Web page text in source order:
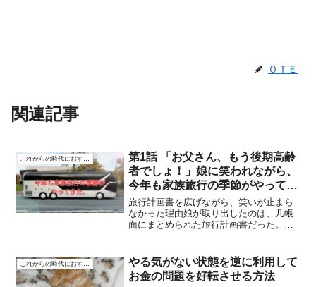
ＯＴＥ
関連記事
これからの時代におすすめ
第1話 「お父さん、もう後期高齢
者でしょ！」娘に笑われながら、
今年も家族旅行の季節がやってき
た。
旅行計画書を広げながら、笑いが止まら
なかった理由娘が取り出したのは、几帳
面にまとめられた旅行計画書だった。行
と顔を見合わせた。「ここ、段差が少な
いから安心だよ」 「この...
これからの時代におすすめ
やる気がない状態を逆に利用して
お金の問題を好転させる方法